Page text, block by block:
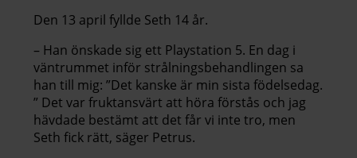
Den 13 april fyllde Seth 14 år.
– Han önskade sig ett Playstation 5. En dag i
väntrummet inför strålningsbehandlingen sa
han till mig: ”Det kanske är min sista födelsedag.
” Det var fruktansvärt att höra förstås och jag
hävdade bestämt att det får vi inte tro, men
Seth fick rätt, säger Petrus.